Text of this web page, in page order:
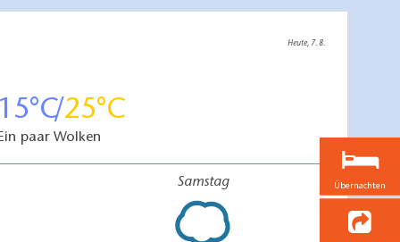
Heute, 7. 8.
15 25
Ein paar Wolken
Samstag Übernachten